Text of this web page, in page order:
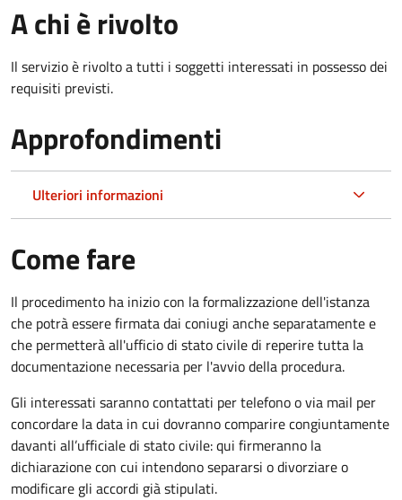
A chi è rivolto
Il servizio è rivolto a tutti i soggetti interessati in possesso dei
requisiti previsti.
Approfondimenti
Ulteriori informazioni
Come fare
Il procedimento ha inizio con la formalizzazione dell'istanza
che potrà essere firmata dai coniugi anche separatamente e
che permetterà all'ufficio di stato civile di reperire tutta la
documentazione necessaria per l'avvio della procedura.
Gli interessati saranno contattati per telefono o via mail per
concordare la data in cui dovranno comparire congiuntamente
davanti all’ufficiale di stato civile: qui firmeranno la
dichiarazione con cui intendono separarsi o divorziare o
modificare gli accordi già stipulati.